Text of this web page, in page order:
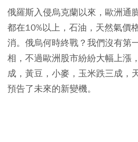
俄羅斯入侵烏克蘭以來，歐洲通
都在10%以上，石油，天然氣價
消。俄烏何時終戰？我們沒有第
相，不過歐洲股市紛紛大幅上漲
成，黃豆，小麥，玉米跌三成，
預告了未來的新變機。